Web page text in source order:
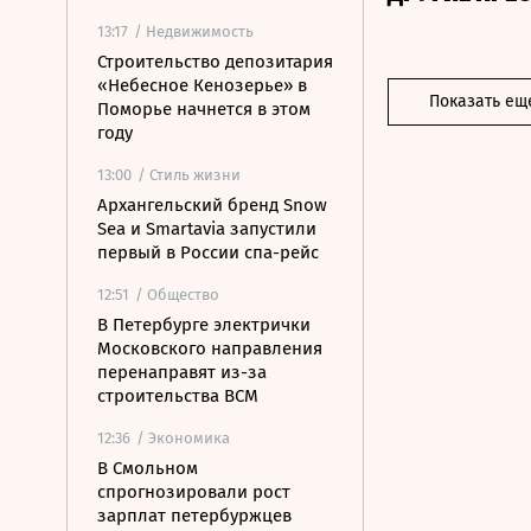
13:17 / Недвижимость
Строительство депозитария
«Небесное Кенозерье» в
Поморье начнется в этом
году
13:00 / Стиль жизни
Архангельский бренд Snow
Sea и Smartavia запустили
первый в России спа-рейс
12:51 / Общество
В Петербурге электрички
Московского направления
перенаправят из-за
строительства ВСМ
12:36 / Экономика
В Смольном
спрогнозировали рост
зарплат петербуржцев
Показать